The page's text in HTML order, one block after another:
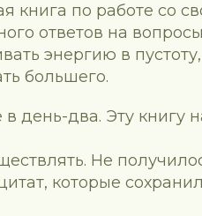
книга по работе со
ответов на
энергию в
большего.
день-два. Эту книгу
Не
которые